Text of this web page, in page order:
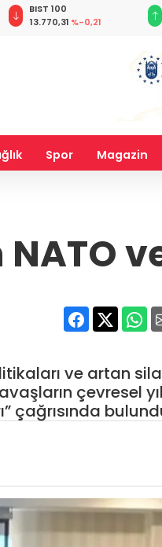
USD
47,6986%0,17
Spor Magazin
ve artan
çevresel
çağrısında